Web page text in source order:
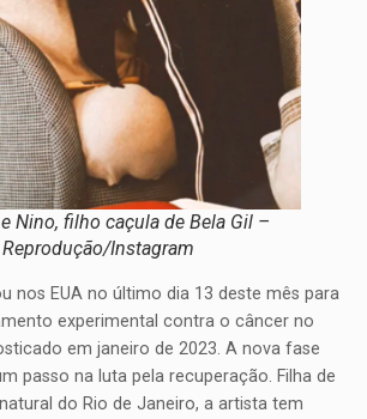
Nino, filho caçula de Bela Gil –
Reprodução/Instagram
nos EUA no último dia 13 deste mês para
experimental contra o câncer no
em janeiro de 2023. A nova fase
passo na luta pela recuperação. Filha de
do Rio de Janeiro, a artista tem